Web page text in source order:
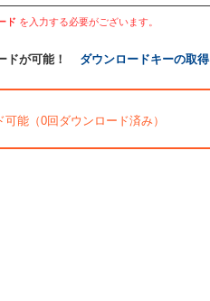
ド を入力する必要がございます。
ドが可能！ ダウンロードキーの取得
可能（0回ダウンロード済み）